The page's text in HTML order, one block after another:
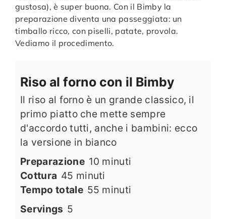
gustosa), è super buona. Con il Bimby la
preparazione diventa una passeggiata: un
timballo ricco, con piselli, patate, provola.
Vediamo il procedimento.
Riso al forno con il Bimby
Il riso al forno è un grande classico, il
primo piatto che mette sempre
d'accordo tutti, anche i bambini: ecco
la versione in bianco
Preparazione 10 minuti
minuti
Cottura 45 minuti
minuti
Tempo totale 55 minuti
minuti
Servings 5